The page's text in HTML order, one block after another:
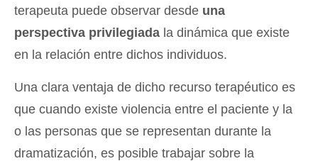
terapeuta puede observar desde una
perspectiva privilegiada la dinámica que existe
en la relación entre dichos individuos.
Una clara ventaja de dicho recurso terapéutico es
que cuando existe violencia entre el paciente y la
o las personas que se representan durante la
dramatización, es posible trabajar sobre la